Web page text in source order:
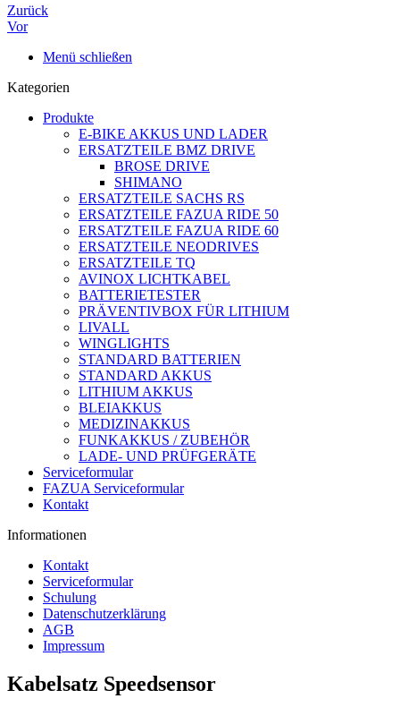
Zurück
Vor
Menü schließen
Kategorien
Produkte
E-BIKE AKKUS UND LADER
ERSATZTEILE BMZ DRIVE
BROSE DRIVE
SHIMANO
ERSATZTEILE SACHS RS
ERSATZTEILE FAZUA RIDE 50
ERSATZTEILE FAZUA RIDE 60
ERSATZTEILE NEODRIVES
ERSATZTEILE TQ
AVINOX LICHTKABEL
BATTERIETESTER
PRÄVENTIVBOX FÜR LITHIUM
LIVALL
WINGLIGHTS
STANDARD BATTERIEN
STANDARD AKKUS
LITHIUM AKKUS
BLEIAKKUS
MEDIZINAKKUS
FUNKAKKUS / ZUBEHÖR
LADE- UND PRÜFGERÄTE
Serviceformular
FAZUA Serviceformular
Kontakt
Informationen
Kontakt
Serviceformular
Schulung
Datenschutzerklärung
AGB
Impressum
Kabelsatz Speedsensor